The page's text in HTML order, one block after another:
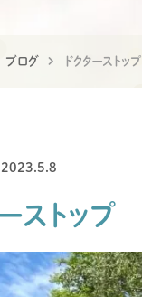
ブログ ドクターストップ
2023.5.8
ストップ